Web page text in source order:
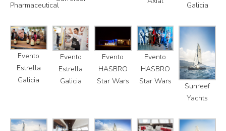
Pharmaceutical
Galicia
Evento
Estrella
Galicia
Evento
Estrella
Galicia
Evento
HASBRO
Star Wars
Evento
HASBRO
Star Wars
Sunreef
Yachts